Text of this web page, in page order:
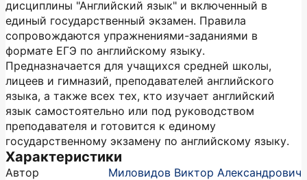
дисциплины "Английский язык" и включенный в
единый государственный экзамен. Правила
сопровождаются упражнениями-заданиями в
формате ЕГЭ по английскому языку.
Предназначается для учащихся средней школы,
лицеев и гимназий, преподавателей английского
языка, а также всех тех, кто изучает английский
язык самостоятельно или под руководством
преподавателя и готовится к единому
государственному экзамену по английскому языку.
Характеристики
Автор
Миловидов Виктор Александрович